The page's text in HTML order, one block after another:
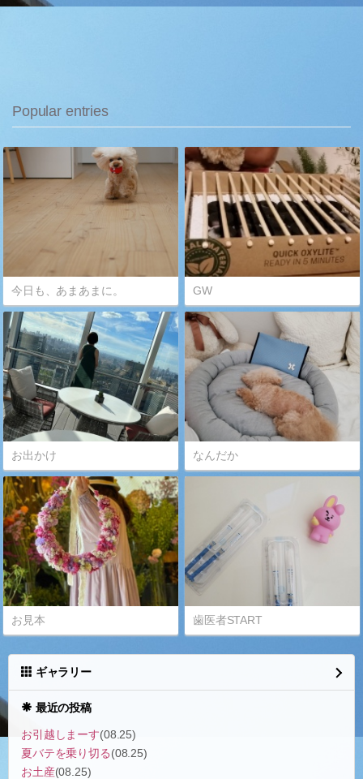
Popular entries
今日も、あまあまに。 GW
お出かけ なんだか
お見本 歯医者START
ギャラリー
最近の投稿
お引越しまーす(08.25)
夏バテを乗り切る(08.25)
お土産(08.25)